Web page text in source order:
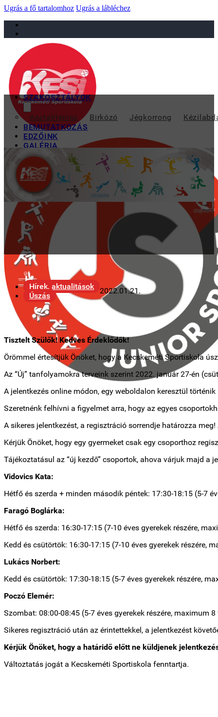
Ugrás a fő tartalomhoz Ugrás a lábléchez
sportiskola@juniorsportkft.hu
SZAKOSZTÁLYOK
Asztalitenisz Birkózó Jégkorrong
BEMUTATKOZÁS
EDZŐINK
GALÉRIA
TAO
KAPCSOLAT
Hírek, aktualitások
Úszás
2022.01.21.
Tisztelt Szülők! Kedves Érdeklődők!
Örömmel értesítjük Önöket, hogy a Kecskeméti Sportiskola
Az “Új” tanfolyamokra terveink szerint 2022. január 27-én
A jelentkezés online módon, egy weboldalon keresztül
Szeretnénk felhívni a figyelmet arra, hogy az egyes
A sikeres jelentkezést, a regisztráció sorrendje határozza
Kérjük Önöket, hogy egy gyermeket csak egy csoporthoz
Tájékoztatásul az “új kezdő” csoportok, ahova várjuk majd a
Vidovics Kata:
Hétfő és szerda + minden második péntek: 17:30-18:15 (5-7
Faragó Boglárka:
Hétfő és szerda: 16:30-17:15 (7-10 éves gyerekek részére,
Kedd és csütörtök: 16:30-17:15 (7-10 éves gyerekek részére,
Lukács Norbert:
Kedd és csütörtök: 17:30-18:15 (5-7 éves gyerekek részére,
Poczó Elemér:
Szombat: 08:00-08:45 (5-7 éves gyerekek részére, maximum
Sikeres regisztráció után az érintettekkel, a jelentkezést
Kérjük Önöket, hogy a határidő előtt ne küldjenek
Változtatás jogát a Kecskeméti Sportiskola fenntartja.